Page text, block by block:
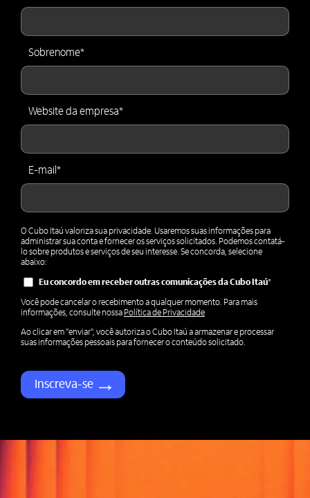
Sobrenome*
Website da empresa*
E-mail *
O Cubo Itaú valoriza sua privacidade. Usaremos suas informações para
administrar sua conta e fornecer os serviços solicitados. Podemos contatá-
lo sobre produtos e serviços de seu interesse. Se concorda, selecione
abaixo:
Eu concordo em receber outras comunicações da Cubo Itaú*
Você pode cancelar o recebimento a qualquer momento. Para mais
informações, consulte nossa Política de Privacidade
Ao clicar em "enviar", você autoriza o Cubo Itaú a armazenar e processar
suas informações pessoais para fornecer o conteúdo solicitado.